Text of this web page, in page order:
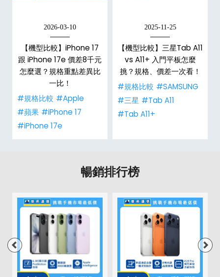
2026-03-10
【機型比較】iPhone 17
跟 iPhone 17e 價差8千元
怎麼選？規格重點差異比
一比！
#規格比較 #Apple
#蘋果 #iPhone 17
#iPhone 17e
2025-11-25
【機型比較】三星Tab A11
vs A11+ 入門平板怎麼
挑？規格、價差一次看！
#規格比較 #SAMSUNG
#三星 #Tab A11
#Tab A11+
暢銷排行榜